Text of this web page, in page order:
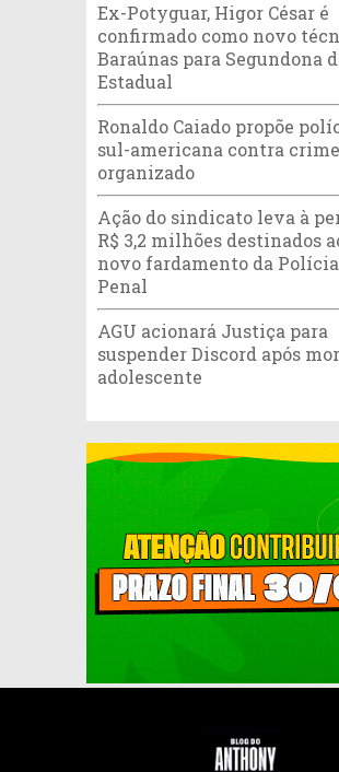
Ex-Potyguar, Higor César é
confirmado como novo
Baraúnas para Segundona
Estadual
Ronaldo Caiado propõe
sul-americana contra crime
organizado
Ação do sindicato leva à
R$ 3,2 milhões destinados
novo fardamento da Polícia
Penal
AGU acionará Justiça para
suspender Discord após
adolescente